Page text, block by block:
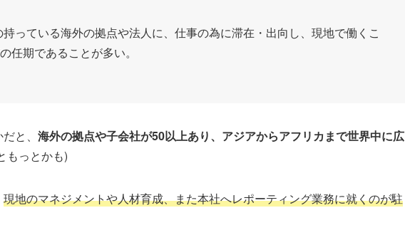
っている海外の拠点や法人に、仕事の為に滞在・出向し、現地で働くこ
任期であることが多い。
と、 海外の拠点や子会社が50以上あり、アジアからアフリカまで世界中に広
もっとかも)
現地のマネジメントや人材育成、また本社へレポーティング業務に就くのが駐